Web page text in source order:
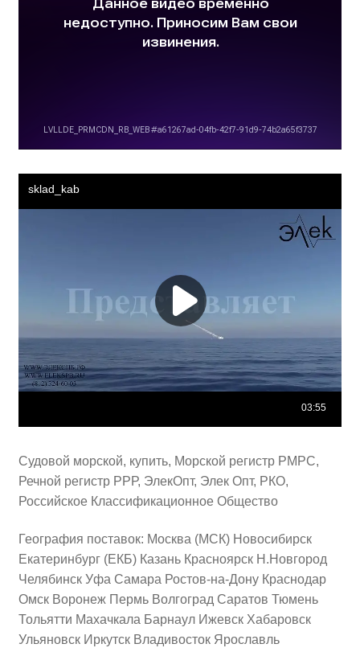
Судовой морской, купить, Морской регистр РМРС,
Речной регистр РРР, ЭлекОпт, Элек Опт, РКО,
Российское Классификационное Общество
География поставок: Москва (МСК) Новосибирск
Екатеринбург (ЕКБ) Казань Красноярск Н.Новгород
Челябинск Уфа Самара Ростов-на-Дону Краснодар
Омск Воронеж Пермь Волгоград Саратов Тюмень
Тольятти Махачкала Барнаул Ижевск Хабаровск
Ульяновск Иркутск Владивосток Ярославль